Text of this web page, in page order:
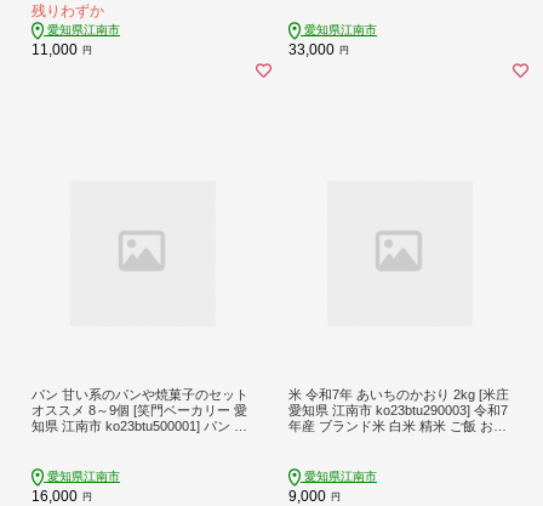
残りわずか
愛知県江南市
11,000 円
小分け
愛知県江南市
33,000 円
パン 甘い系のパンや焼菓子のセット
オススメ 8～9個 [笑門ベーカリー 愛
知県 江南市 ko23btu500001] パン ト
カンパーニュ セット 詰め合わせ お
まかせ ふんわり もちもち
愛知県江南市
16,000 円
米 令和7年 あいちのかおり 2kg [米庄
愛知県 江南市 ko23btu290003] 令和7
年産 ブランド米 白米 精米 ご飯 お米
愛知県江南市
9,000 円